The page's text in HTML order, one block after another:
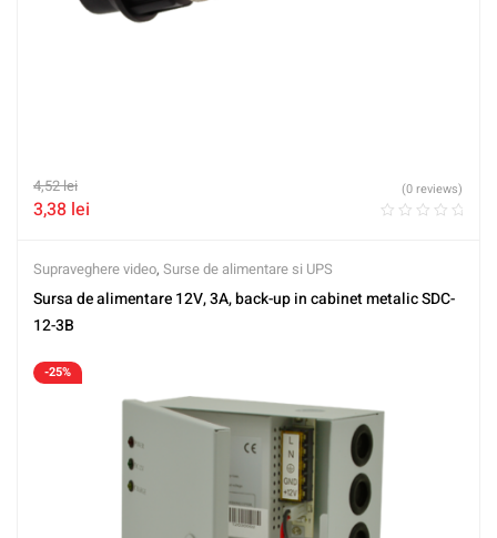
4,52lei
3,38 lei
(0 reviews)
Supraveghere video, Surse de alimentare si UPS
Sursa de alimentare 12V, 3A, back-up in cabinet metalic SDC-
12-3B
-25%